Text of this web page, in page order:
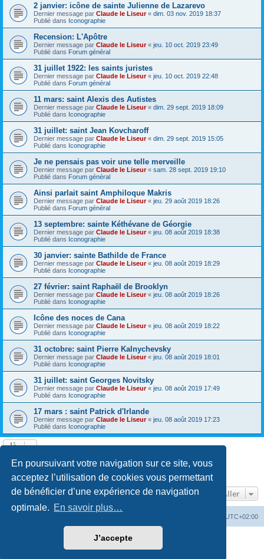
En poursuivant votre navigation sur ce site, vous
acceptez l’utilisation de cookies vous permettant
de bénéficier d’une expérience de navigation
optimale. En savoir plus…
J’accepte
2 janvier: icône de sainte Julienne de Lazarevo
Dernier message par Claude le Liseur« dim. 03 nov. 2019 18:37
Publié dans Iconographie
Recension: L'Apôtre
Dernier message par Claude le Liseur« jeu. 10 oct. 2019 23:49
Publié dans Forum général
31 juillet 1922: les saints juristes
Dernier message par Claude le Liseur« jeu. 10 oct. 2019 22:48
Publié dans Forum général
11 mars: saint Alexis des Autistes
Dernier message par Claude le Liseur« dim. 29 sept. 2019 18:09
Publié dans Iconographie
31 juillet: saint Jean Kovcharoff
Dernier message par Claude le Liseur« dim. 29 sept. 2019 15:05
Publié dans Iconographie
Je ne pensais pas voir une telle merveille
Dernier message par Claude le Liseur« sam. 28 sept. 2019 19:10
Publié dans Forum général
Ainsi parlait saint Amphiloque Makris
Dernier message par Claude le Liseur« jeu. 29 août 2019 18:26
Publié dans Forum général
13 septembre: sainte Kéthévane de Géorgie
Dernier message par Claude le Liseur« jeu. 08 août 2019 18:38
Publié dans Iconographie
30 janvier: sainte Bathilde de France
Dernier message par Claude le Liseur« jeu. 08 août 2019 18:29
Publié dans Iconographie
27 février: saint Raphaël de Brooklyn
Dernier message par Claude le Liseur« jeu. 08 août 2019 18:26
Publié dans Iconographie
Icône des noces de Cana
Dernier message par Claude le Liseur« jeu. 08 août 2019 18:22
Publié dans Iconographie
31 octobre: saint Pierre Kalnychevsky
Dernier message par Claude le Liseur« jeu. 08 août 2019 18:01
Publié dans Iconographie
31 juillet: saint Georges Novitsky
Dernier message par Claude le Liseur« jeu. 08 août 2019 17:49
Publié dans Iconographie
17 mars : saint Patrick d'Irlande
Dernier message par Claude le Liseur« jeu. 08 août 2019 17:23
Publié dans Iconographie
Page1sur20
3
Aller
UTC+02:00
phpBB® Forum Software © phpBB Limited
©